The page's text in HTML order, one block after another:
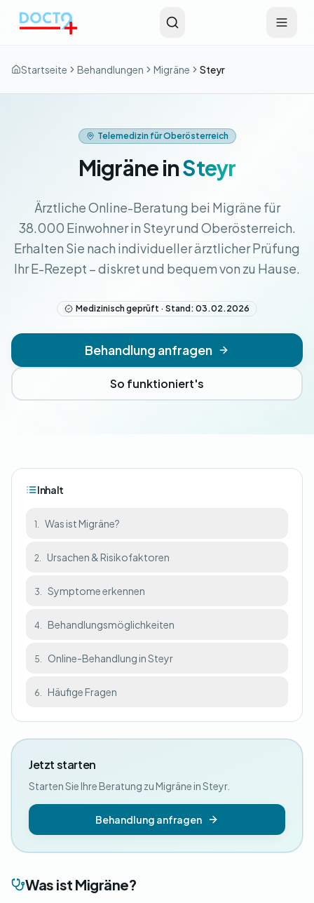
Startseite Behandlungen Migräne Steyr
Telemedizin für Oberösterreich
Migräne inSteyr
Ärztliche Online-Beratung bei Migräne für
38.000 Einwohner in Steyr und Oberösterreich.
Erhalten Sie nach individueller ärztlicher Prüfung
Ihr E-Rezept – diskret und bequem von zu Hause.
Medizinisch geprüft · Stand: 03.02.2026
Behandlung anfragen
So funktioniert's
Was ist Migräne?
Inhalt
1. Was ist Migräne?
2. Ursachen & Risikofaktoren
3. Symptome erkennen
4. Behandlungsmöglichkeiten
5. Online-Behandlung in Steyr
6. Häufige Fragen
Jetzt starten
Starten Sie Ihre Beratung zu Migräne in Steyr.
Behandlung anfragen